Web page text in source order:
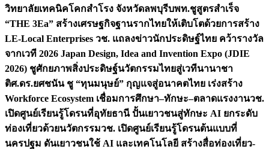
วิทยาลัยเทคนิคโคกสำโรง จังหวัดลพบุรีบพท.ชูสูตรสำเร็จ
“THE 3Ea” สร้างเศรษฐกิจฐานรากไทยให้เติบโตด้วยการสร้าง
LE-Local Enterprises วช. แถลงข่าวนักประดิษฐ์ไทย คว้ารางวัล
จากเวที 2026 Japan Design, Idea and Invention Expo (JDIE
2026) ชูศักยภาพสิ่งประดิษฐ์นวัตกรรมไทยสู่เวทีนานาชา
ติศ.ดร.ยศชนัน ชู “ทุนมนุษย์” กุญแจสู่อนาคตไทย เร่งสร้าง
Workforce Ecosystem เชื่อมการศึกษา–ทักษะ–ตลาดแรงงานวช.
เปิดศูนย์เรียนรู้โดรนที่อุทัยธานี ปั้นเยาวชนสู่ทักษะ AI ยกระดับ
ท่องเที่ยวด้วยนวัตกรรมวช. เปิดศูนย์เรียนรู้โดรนต้นแบบที่
นครปฐม ดันเยาวชนใช้ AI และเทคโนโลยี สร้างสื่อท่องเที่ยว-